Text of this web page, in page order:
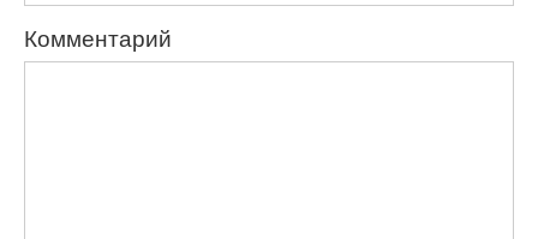
Комментарий